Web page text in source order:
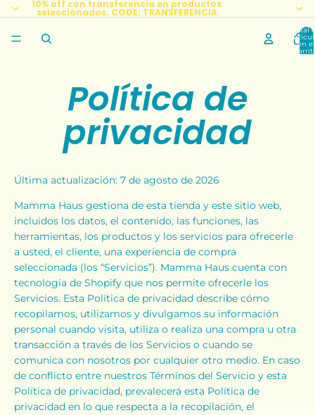
10% off con transferencia en productos
seleccionados. CODE: TRANSFERENCIA
Total
en el
Política de
privacidad
Última actualización: 7 de agosto de 2026
Mamma Haus gestiona de esta tienda y este sitio web,
incluidos los datos, el contenido, las funciones, las
herramientas, los productos y los servicios para ofrecerle
a usted, el cliente, una experiencia de compra
seleccionada (los “Servicios”). Mamma Haus cuenta con
tecnología de Shopify que nos permite ofrecerle los
Servicios. Esta Política de privacidad describe cómo
recopilamos, utilizamos y divulgamos su información
personal cuando visita, utiliza o realiza una compra u otra
transacción a través de los Servicios o cuando se
comunica con nosotros por cualquier otro medio. En caso
de conflicto entre nuestros Términos del Servicio y esta
Política de privacidad, prevalecerá esta Política de
privacidad en lo que respecta a la recopilación, el